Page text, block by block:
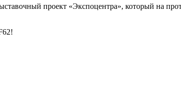
проект «Экспоцентра», который на